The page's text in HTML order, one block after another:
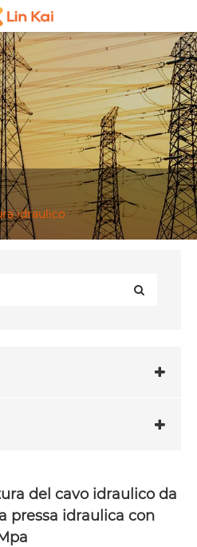
idraulico
del cavo idraulico da
pressa idraulica con